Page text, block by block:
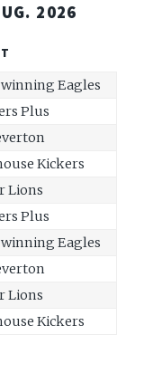
2026
Eagles
Plus
Kickers
Lions
Plus
Eagles
Lions
Kickers